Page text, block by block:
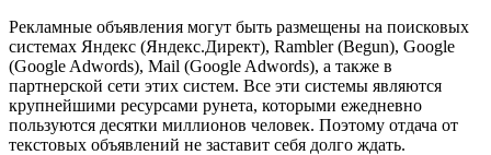
Рекламные объявления могут быть размещены на поисковых
системах Яндекс (Яндекс.Директ), Rambler (Begun), Google
(Google Adwords), Mail (Google Adwords), а также в
партнерской сети этих систем. Все эти системы являются
крупнейшими ресурсами рунета, которыми ежедневно
пользуются десятки миллионов человек. Поэтому отдача от
текстовых объявлений не заставит себя долго ждать.